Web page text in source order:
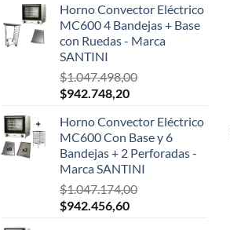
original
era:
$124.999,00.
actual
Horno Convector Eléctrico
MC600 4 Bandejas + Base
con Ruedas - Marca
SANTINI
$1.047.498,00
El
original
era:
$1.047.498,00.
$942.748,20El
actual
es:
$942.748,20.
Horno Convector Eléctrico
MC600 Con Base y 6
Bandejas + 2 Perforadas -
Marca SANTINI
$1.047.174,00
El
$942.456,60El